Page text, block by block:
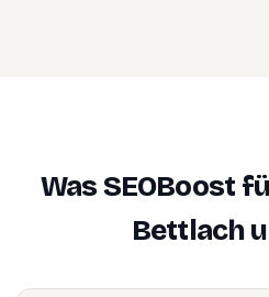
Was SEOBoost
Bettlach